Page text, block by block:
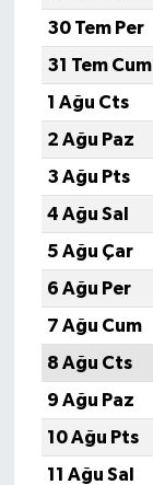
30 Tem Per
31 Tem Cum
1 Ağu Cts
2 Ağu Paz
3 Ağu Pts
4 Ağu Sal
5 Ağu Çar
6 Ağu Per
7 Ağu Cum
8 Ağu Cts
9 Ağu Paz
10 Ağu Pts
11 Ağu Sal